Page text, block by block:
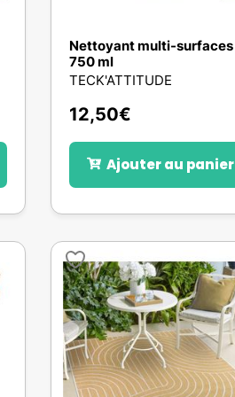
Nettoyant multi-surfaces
750 ml
TECK'ATTITUDE
12,50€
Ajouter au panier